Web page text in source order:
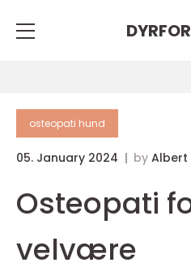
osteopati hund
05. January 2024 by Albert
Osteopati
velvære